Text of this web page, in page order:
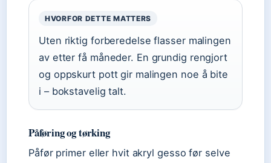
HVORFOR DETTE MATTERS
Uten riktig forberedelse flasser malingen
av etter få måneder. En grundig rengjort
og oppskurt pott gir malingen noe å bite
i – bokstavelig talt.
Påføring og tørking
Påfør primer eller hvit akryl gesso før selve